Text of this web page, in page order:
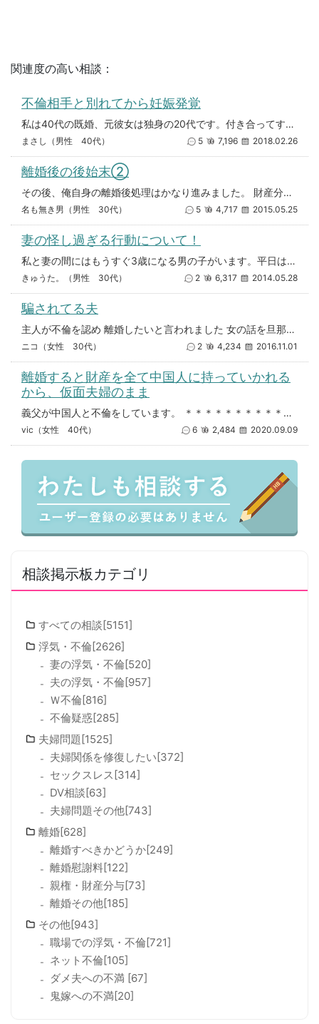
関連度の高い相談：
不倫相手と別れてから妊娠発覚
私は40代の既婚、元彼女は独身の20代です。付き合ってすぐに彼女を妊娠させてしまい、中絶してもらうことになりました。 そ
まさし（男性 40代） 5 7,196 2018.02.26
離婚後の後始末②
その後、俺自身の離婚後処理はかなり進みました。 財産分与の支払い分も終わり、お互いの名義分の住所変更など一部でお互いが忘
名も無き男（男性 30代） 5 4,717 2015.05.25
妻の怪し過ぎる行動について！
私と妻の間にはもうすぐ3歳になる男の子がいます。平日は共働きの為保育園に預けておりますが、週末に子供を連れて外泊や、子供
きゅうた。（男性 30代） 2 6,317 2014.05.28
騙されてる夫
主人が不倫を認め 離婚したいと言われました 女の話を旦那から聞くと バツ1、子供が3人いるが前の夫のDVで離婚し、上の
ニコ（女性 30代） 2 4,234 2016.11.01
離婚すると財産を全て中国人に持っていかれる
から、仮面夫婦のまま
義父が中国人と不倫をしています。 ＊＊＊＊＊＊＊＊＊＊＊＊＊＊＊＊ 義母は生活費を一銭をもらっておらず、 不倫相手の中
vic（女性 40代） 6 2,484 2020.09.09
相談掲示板カテゴリ
すべての相談[5151]
浮気・不倫[2626]
妻の浮気・不倫[520]
夫の浮気・不倫[957]
Ｗ不倫[816]
不倫疑惑[285]
夫婦問題[1525]
夫婦関係を修復したい[372]
セックスレス[314]
DV相談[63]
夫婦問題その他[743]
離婚[628]
離婚すべきかどうか[249]
離婚慰謝料[122]
親権・財産分与[73]
離婚その他[185]
その他[943]
職場での浮気・不倫[721]
ネット不倫[105]
ダメ夫への不満 [67]
鬼嫁への不満[20]